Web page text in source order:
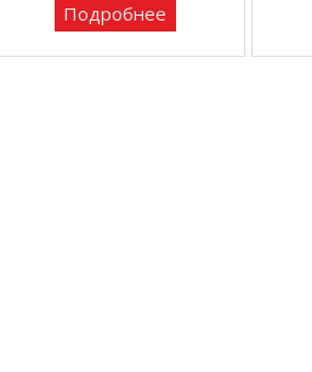
Подробнее